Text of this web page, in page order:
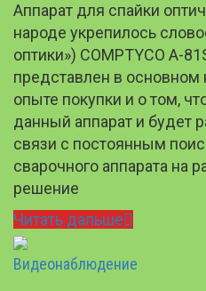
Аппарат для спайки
народе укрепилось
оптики») COMPTYCO A-
представлен в основном
опыте покупки и о том,
данный аппарат и будет
связи с постоянным
сварочного аппарата на
решение
Читать дальше
Видеонаблюдение